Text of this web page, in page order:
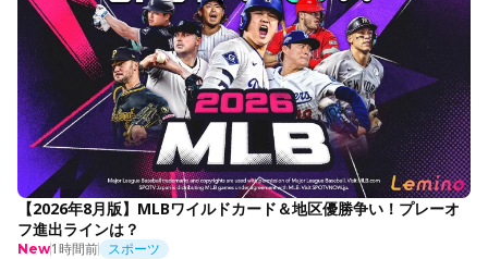
【2026年8月版】MLBワイルドカード＆地区優勝争い！プレーオ
フ進出ラインは？
New1時間前 スポーツ